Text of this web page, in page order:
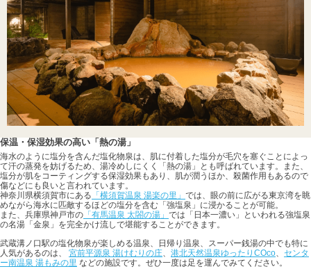
保温・保湿効果の高い「熱の湯」
海水のように塩分を含んだ塩化物泉は、肌に付着した塩分が毛穴を塞ぐことによっ
て汗の蒸発を妨げるため、湯冷めしにくく「熱の湯」とも呼ばれています。また、
塩分が肌をコーティングする保湿効果もあり、肌が潤うほか、殺菌作用もあるので
傷などにも良いと言われています。
神奈川県横須賀市にある 「横須賀温泉 湯楽の里」 では、眼の前に広がる東京湾を眺
めながら海水に匹敵するほどの塩分を含む「強塩泉」に浸かることが可能。
また、兵庫県神戸市の 「有馬温泉 太閤の湯」 では「日本一濃い」といわれる強塩泉
の名湯「金泉」を完全かけ流しで堪能することができます。
武蔵溝ノ口駅の塩化物泉が楽しめる温泉、日帰り温泉、スーパー銭湯の中でも特に
人気があるのは、 宮前平源泉 湯けむりの庄、 港北天然温泉ゆったりCOco、 センタ
ー南温泉 湯もみの里 などの施設です。ぜひ一度は足を運んでみてください。